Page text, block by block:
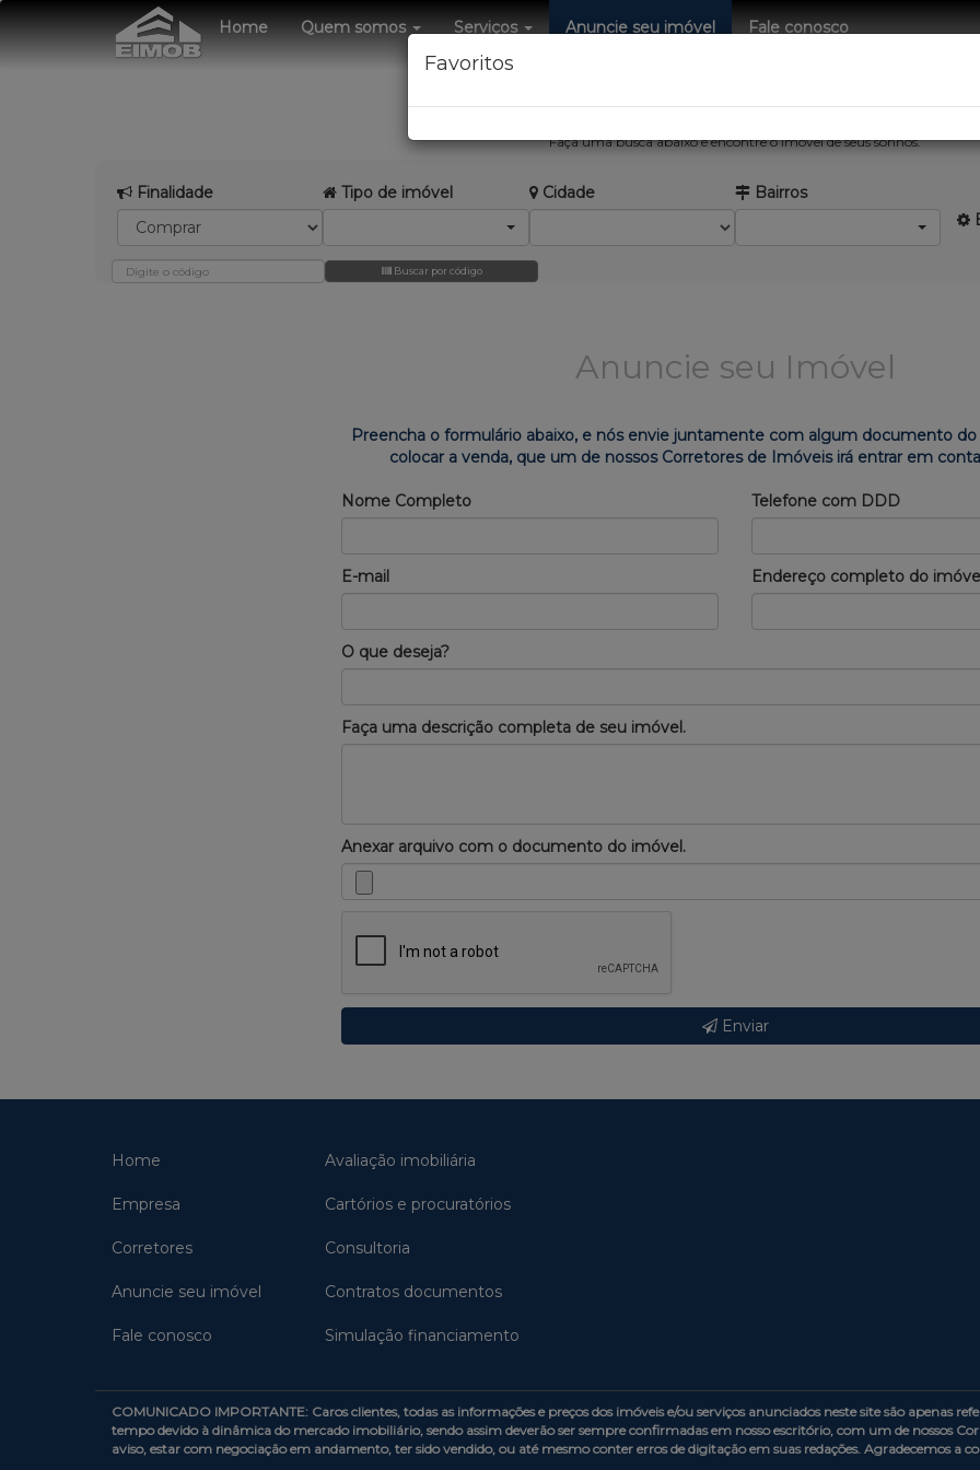
Home Quem somos Serviços Anuncie seu imóvel Fale conosco
EIMOB Negócios Imobiliários.
Faça uma busca abaixo e encontre o imóvel de seus sonhos.
Finalidade Tipo de imóvel Cidade
Bairros
Buscar por código
Anuncie seu Imóvel
Preencha o formulário abaixo, e nós envie juntamente com algum documento
colocar a venda, que um de nossos Corretores de Imóveis irá entrar em
Nome Completo Telefone com DDD
E-mail Endereço completo do
O que deseja?
Faça uma descrição completa de seu imóvel.
Anexar arquivo com o documento do imóvel.
Enviar
Favoritos
Home
Empresa
Corretores
Anuncie seu imóvel
Fale conosco
Avaliação imobiliária
Cartórios e procuratórios
Consultoria
Contratos documentos
Simulação financiamento
COMUNICADO IMPORTANTE: Caros clientes, todas as informações e preços dos imóveis e/ou serviços anunciados neste site são apenas
tempo devido à dinâmica do mercado imobiliário, sendo assim deverão ser sempre confirmadas em nosso escritório, com um de nossos
aviso, estar com negociação em andamento, ter sido vendido, ou até mesmo conter erros de digitação em suas redações. Agradecemos a